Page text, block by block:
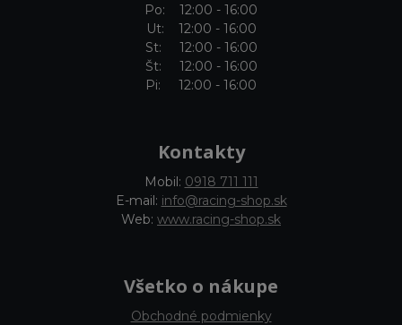
Po: 12:00 - 16:00
Ut: 12:00 - 16:00
St: 12:00 - 16:00
Št: 12:00 - 16:00
Pi: 12:00 - 16:00
Kontakty
Mobil: 0918 711 111
E-mail: info@racing-shop.sk
Web: www.racing-shop.sk
Všetko o nákupe
Obchodné podmienky